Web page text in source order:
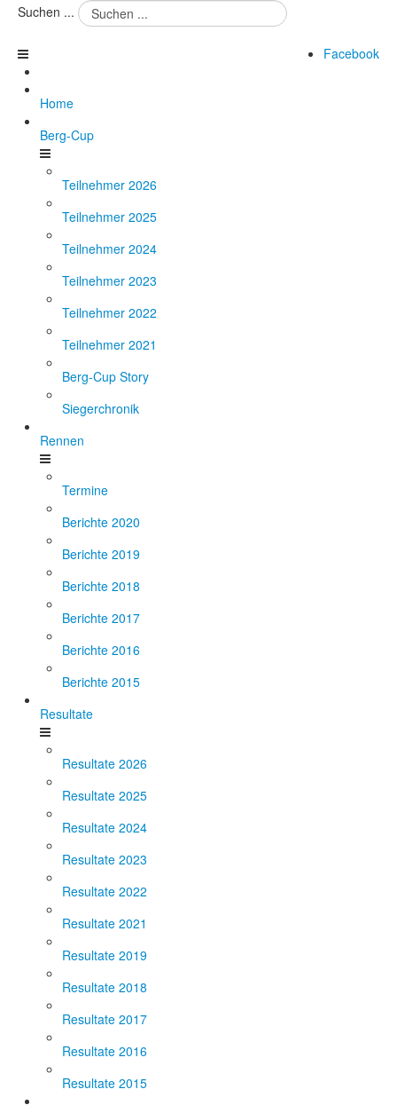
Suchen ...
Facebook
Home
Berg-Cup
Teilnehmer 2026
Teilnehmer 2025
Teilnehmer 2024
Teilnehmer 2023
Teilnehmer 2022
Teilnehmer 2021
Berg-Cup Story
Siegerchronik
Rennen
Termine
Berichte 2020
Berichte 2019
Berichte 2018
Berichte 2017
Berichte 2016
Berichte 2015
Resultate
Resultate 2026
Resultate 2025
Resultate 2024
Resultate 2023
Resultate 2022
Resultate 2021
Resultate 2019
Resultate 2018
Resultate 2017
Resultate 2016
Resultate 2015